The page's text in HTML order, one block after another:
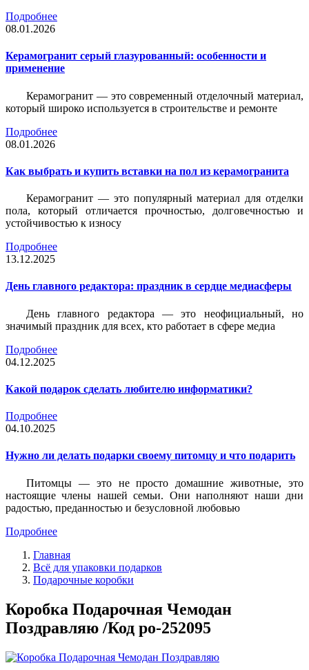
Подробнее
08.01.2026
Керамогранит серый глазурованный: особенности и
применение
Керамогранит — это современный отделочный материал,
который широко используется в строительстве и ремонте
Подробнее
08.01.2026
Как выбрать и купить вставки на пол из керамогранита
Керамогранит — это популярный материал для отделки
пола, который отличается прочностью, долговечностью и
устойчивостью к износу
Подробнее
13.12.2025
День главного редактора: праздник в сердце медиасферы
День главного редактора — это неофициальный, но
значимый праздник для всех, кто работает в сфере медиа
Подробнее
04.12.2025
Какой подарок сделать любителю информатики?
Подробнее
04.10.2025
Нужно ли делать подарки своему питомцу и что подарить
Питомцы — это не просто домашние животные, это
настоящие члены нашей семьи. Они наполняют наши дни
радостью, преданностью и безусловной любовью
Подробнее
Главная
Всё для упаковки подарков
Подарочные коробки
Коробка Подарочная Чемодан
Поздравляю /Код po-252095